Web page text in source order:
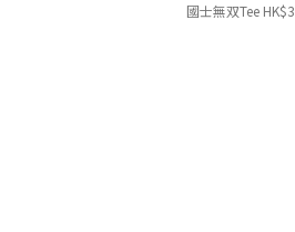
國士無双Tee